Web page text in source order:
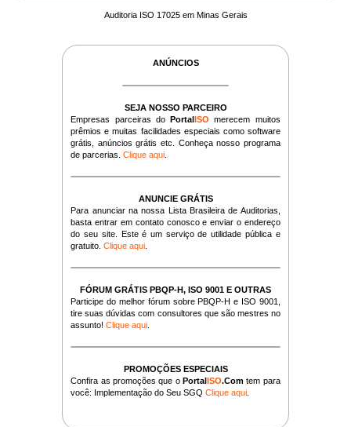
Auditoria ISO 17025 em Minas Gerais
ANÚNCIOS
SEJA NOSSO PARCEIRO
Empresas parceiras doPortalISO merecem muitos
prêmios e muitas facilidades especiais como software
grátis, anúncios grátis etc. Conheça nosso programa
de parcerias.Clique aqui
ANUNCIE GRÁTIS
Para anunciar na nossa Lista Brasileira de Auditorias,
basta entrar em contato conosco e enviar o endereço
do seu site. Este é um serviço de utilidade pública e
gratuito.Clique aqui
FÓRUM GRÁTIS PBQP-H, ISO 9001 E OUTRAS
Participe do melhor fórum sobre PBQP-H e ISO 9001,
tire suas dúvidas com consultores que são mestres no
assunto!Clique aqui
PROMOÇÕES ESPECIAIS
Confira as promoções que oPortalISO.Com tem para
você: Implementação do Seu SGQClique aqui